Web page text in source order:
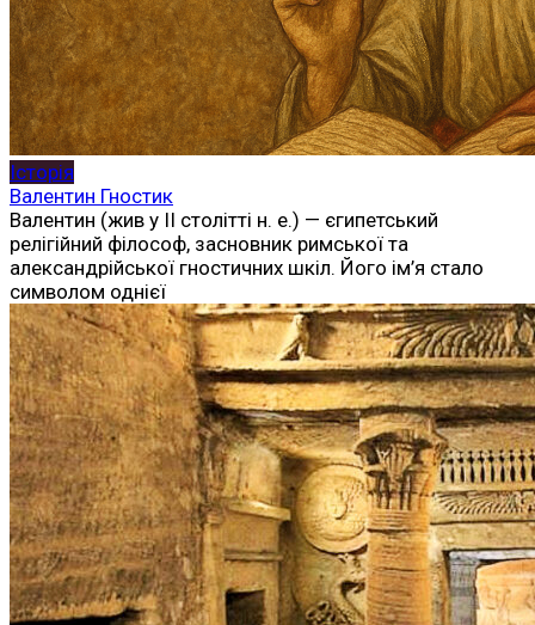
Історія
Валентин Гностик
Валентин (жив у II столітті н. е.) — єгипетський
релігійний філософ, засновник римської та
александрійської гностичних шкіл. Його ім’я стало
символом однієї